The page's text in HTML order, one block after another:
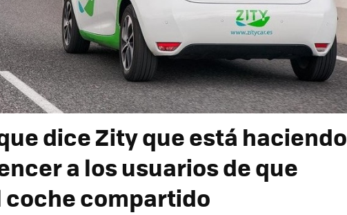
dice Zity que está haciendo
a los usuarios de que
compartido